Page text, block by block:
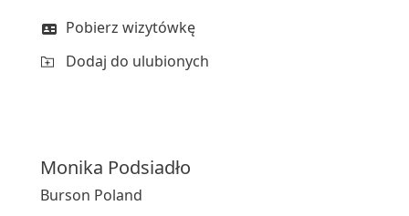
Pobierz wizytówkę
Dodaj do ulubionych
Monika Podsiadło
Burson Poland